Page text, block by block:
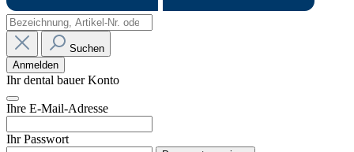
Suchen
Anmelden
Ihr dental bauer Konto
Ihre E-Mail-Adresse
Ihr Passwort